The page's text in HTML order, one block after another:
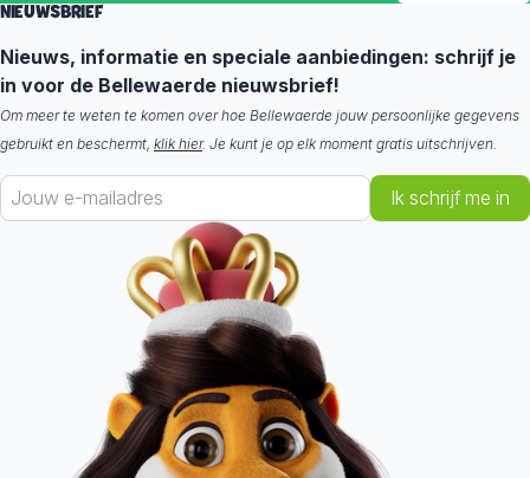
NIEUWSBRIEF
Nieuws, informatie en speciale aanbiedingen: schrijf je
in voor de Bellewaerde nieuwsbrief!
Om meer te weten te komen over hoe Bellewaerde jouw persoonlijke gegevens
gebruikt en beschermt, klik hier. Je kunt je op elk moment gratis uitschrijven.
Ik schrijf me in